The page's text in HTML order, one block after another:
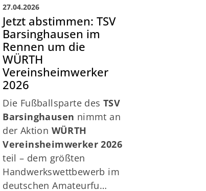
27.04.2026
Jetzt abstimmen: TSV
Barsinghausen im
Rennen um die WÜRTH
Vereinsheimwerker
2026
Die Fußballsparte des
Barsinghausennimmt an
der AktionWÜRTH
Vereinsheimwerker 2026
teil – dem größten
Handwerkswettbewerb im
deutschen Amateurfu…